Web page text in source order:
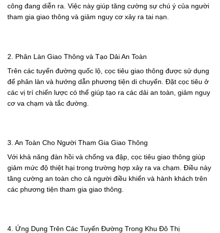
công đang diễn ra. Việc này giúp tăng cường sự chú ý của người
tham gia giao thông và giảm nguy cơ xảy ra tai nạn.
2. Phân Làn Giao Thông và Tạo Dải An Toàn
Trên các tuyến đường quốc lộ, cọc tiêu giao thông được sử dụng
để phân làn và hướng dẫn phương tiện di chuyển. Đặt cọc tiêu ở
các vị trí chiến lược có thể giúp tạo ra các dải an toàn, giảm nguy
cơ va chạm và tắc đường.
3. An Toàn Cho Người Tham Gia Giao Thông
Với khả năng đàn hồi và chống va đập, cọc tiêu giao thông giúp
giảm mức độ thiệt hại trong trường hợp xảy ra va chạm. Điều này
tăng cường an toàn cho cả người điều khiển và hành khách trên
các phương tiện tham gia giao thông.
4. Ứng Dụng Trên Các Tuyến Đường Trong Khu Đô Thị